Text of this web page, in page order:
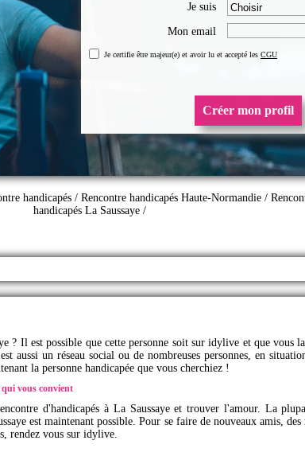
Je suis
Mon email
Je certifie être majeur(e) et avoir lu et accepté les CGU
Créer mon profil
handicapés / Rencontre handicapés Haute-Normandie /
handicapés La Saussaye /
? Il est possible que cette personne soit suridylive et que vous
est aussi un réseau social ou de nombreuses personnes, en
la personne handicapée que vous cherchiez !
qui vous convient
d'handicapés à La Saussaye et trouver l'amour. La
est maintenant possible. Pour se faire de nouveaux amis,
rendez vous sur idylive.